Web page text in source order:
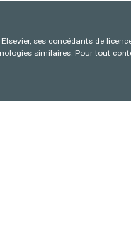
ses concédants de
similaires. Pour tout